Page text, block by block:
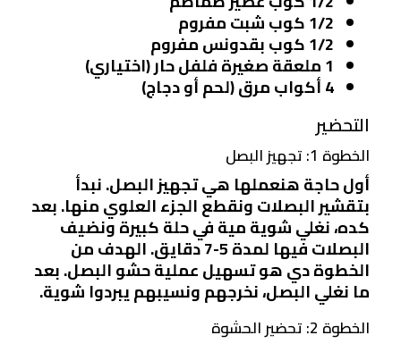
1/2 كوب شبت مفروم
1/2 كوب بقدونس مفروم
1 ملعقة صغيرة فلفل حار (اختياري)
4 أكواب مرق (لحم أو دجاج)
التحضير
الخطوة 1: تجهيز البصل
أول حاجة هنعملها هي تجهيز البصل. نبدأ
بتقشير البصلات ونقطع الجزء العلوي منها. بعد
كده، نغلي شوية مية في حلة كبيرة ونضيف
البصلات فيها لمدة 5-7 دقايق. الهدف من
الخطوة دي هو تسهيل عملية حشو البصل. بعد
ما نغلي البصل، نخرجهم ونسيبهم يبردوا شوية.
الخطوة 2: تحضير الحشوة